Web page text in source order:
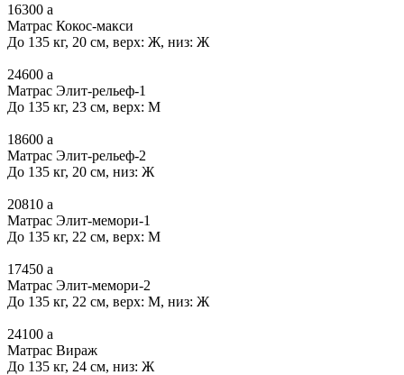
16300 a
Матрас Кокос-макси
До 135 кг, 20 см, верх: Ж, низ: Ж
24600 a
Матрас Элит-рельеф-1
До 135 кг, 23 см, верх: М
18600 a
Матрас Элит-рельеф-2
До 135 кг, 20 см, низ: Ж
20810 a
Матрас Элит-мемори-1
До 135 кг, 22 см, верх: М
17450 a
Матрас Элит-мемори-2
До 135 кг, 22 см, верх: М, низ: Ж
24100 a
Матрас Вираж
До 135 кг, 24 см, низ: Ж